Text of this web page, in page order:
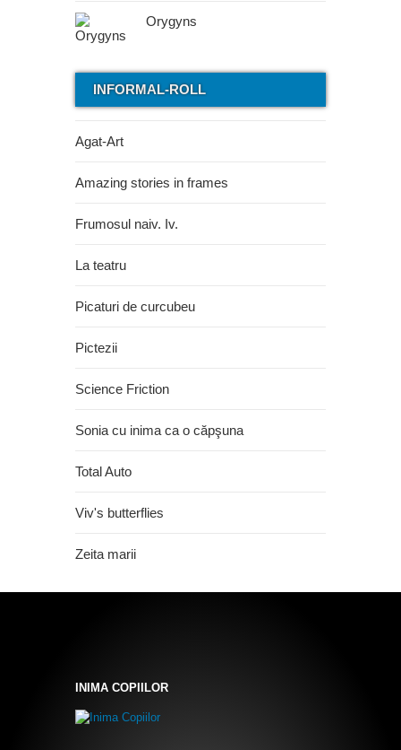
Orygyns
INFORMAL-ROLL
Agat-Art
Amazing stories in frames
Frumosul naiv. Iv.
La teatru
Picaturi de curcubeu
Pictezii
Science Friction
Sonia cu inima ca o căpşuna
Total Auto
Viv's butterflies
Zeita marii
INIMA COPIILOR